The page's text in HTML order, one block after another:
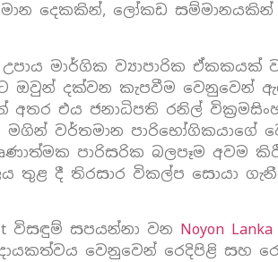
දෙකකින්, ලෝකඩ
හි උපාය මාර්ගික ව්‍යාපාරික ඒකකයක්
ඔවුන් දක්වන කැපවීම වෙනුවෙන්
අතර එය ජනාධිපති රනිල්
මගින් වර්තමාන පාරිභෝගිකයාගේ
පාරිසරික බලපෑම අවම
තුළ දී තිරසාර විකල්ප සොයා
විසඳුම් සපයන්නා වන Noyon
වෙනුවෙන් රෙදිපිළි සහ